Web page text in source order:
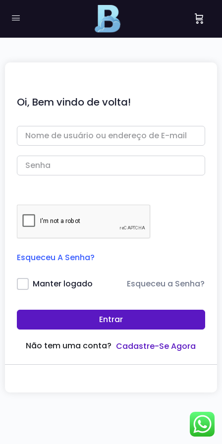
Oi, Bem vindo de volta!
Esqueceu A Senha?
Manter logado Esqueceu a Senha?
Entrar
Não tem uma conta? Cadastre-Se Agora